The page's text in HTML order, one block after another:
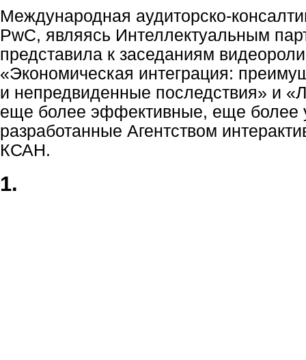
Международная аудиторско-
PwC, являясь Интеллектуальным
представила к заседаниям
«Экономическая интеграция:
и непредвиденные последствия» и
еще более эффективные, еще более
разработанные Агентством
КСАН.
1.